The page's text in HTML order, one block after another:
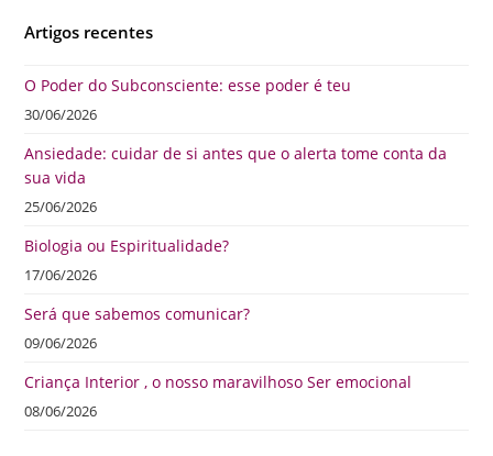
Artigos recentes
O Poder do Subconsciente: esse poder é teu
30/06/2026
Ansiedade: cuidar de si antes que o alerta tome conta da
sua vida
25/06/2026
Biologia ou Espiritualidade?
17/06/2026
Será que sabemos comunicar?
09/06/2026
Criança Interior , o nosso maravilhoso Ser emocional
08/06/2026